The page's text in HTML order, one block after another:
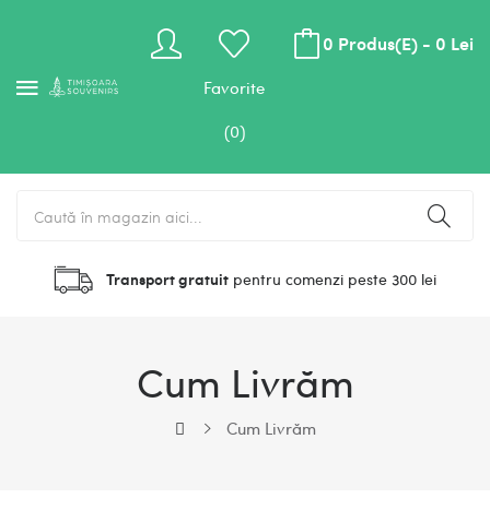
Favorite
(0)
0 Produs(e) - 0 Lei
Transport gratuit pentru comenzi peste 300 lei
Cum Livrăm
Cum Livrăm